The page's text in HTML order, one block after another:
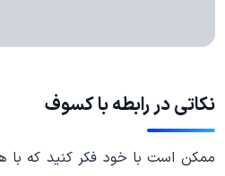
نکاتی در رابطه با کسوف
ممکن است با خود فکر کنید که با